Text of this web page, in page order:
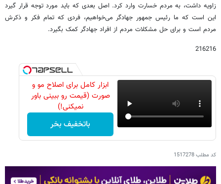
زاویه داشت، به مردم خسارت وارد کرد. اصل بعدی که باید مورد توجه قرار گیرد
این است که ما رئیس جمهور جهادگر می‌خواهیم، فردی که تمام فکر و ذکرش
مردم است و برای حل مشکلات مردم از افراد جهادگر کمک بگیرد.
216216
ابزار کامل برای اصلاح مو و
صورت (قیمت رو ببینی باور
نمیکنی!)
باتخفیف بخر
کد مطلب1517278